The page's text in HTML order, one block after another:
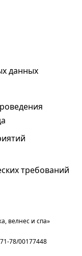
данных
требований
велнес и спа»
78/00177448